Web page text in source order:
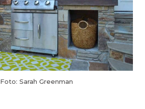
Foto: Sarah Greenman